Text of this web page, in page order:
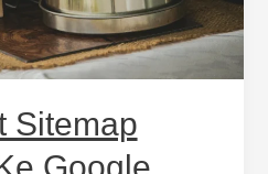
Sitemap
Google